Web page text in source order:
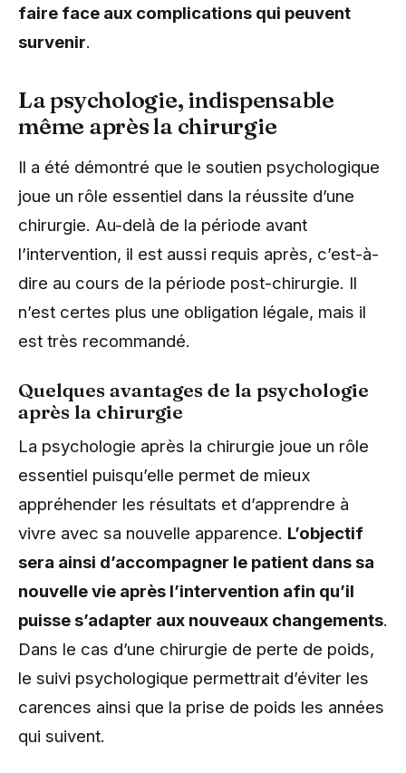
faire face aux complications qui peuvent
survenir.
La psychologie, indispensable
même après la chirurgie
Il a été démontré que le soutien psychologique
joue un rôle essentiel dans la réussite d’une
chirurgie. Au-delà de la période avant
l’intervention, il est aussi requis après, c’est-à-
dire au cours de la période post-chirurgie. Il
n’est certes plus une obligation légale, mais il
est très recommandé.
Quelques avantages de la psychologie
après la chirurgie
La psychologie après la chirurgie joue un rôle
essentiel puisqu’elle permet de mieux
appréhender les résultats et d’apprendre à
vivre avec sa nouvelle apparence. L’objectif
sera ainsi d’accompagner le patient dans sa
nouvelle vie après l’intervention afin qu’il
puisse s’adapter aux nouveaux changements.
Dans le cas d’une chirurgie de perte de poids,
le suivi psychologique permettrait d’éviter les
carences ainsi que la prise de poids les années
qui suivent.